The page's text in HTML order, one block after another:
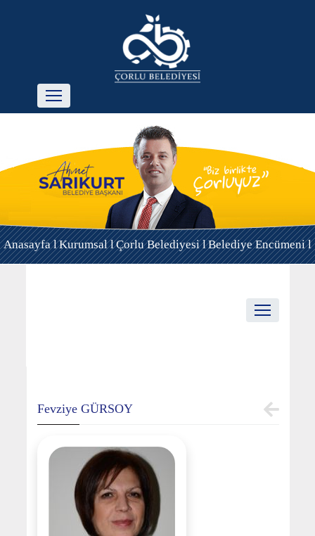
Anasayfa lKurumsal lÇorlu Belediyesi lBelediye Encümeni l
Fevziye GÜRSOY